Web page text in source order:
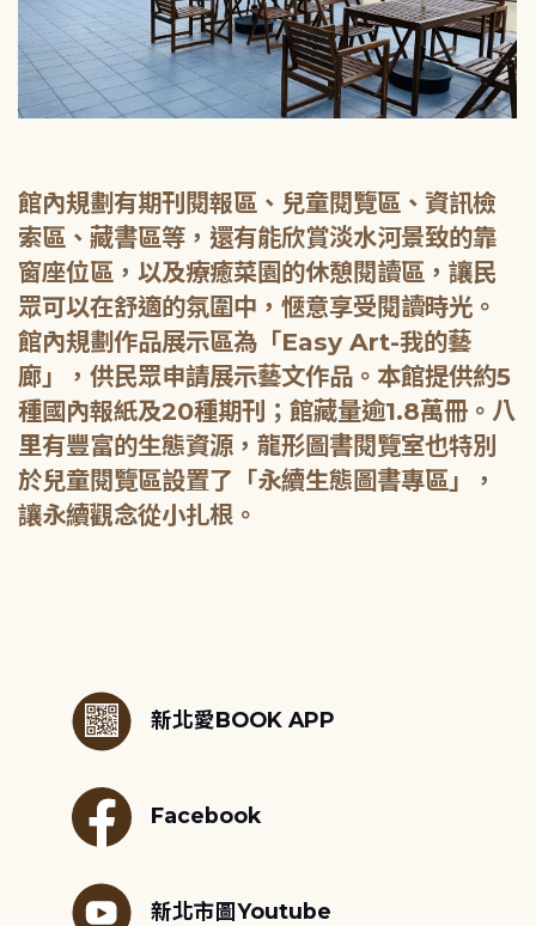
館內規劃有期刊閱報區、兒童閱覽區、資訊檢
索區、藏書區等，還有能欣賞淡水河景致的靠
窗座位區，以及療癒菜園的休憩閱讀區，讓民
眾可以在舒適的氛圍中，愜意享受閱讀時光。
館內規劃作品展示區為「Easy Art-我的藝
廊」，供民眾申請展示藝文作品。本館提供約5
種國內報紙及20種期刊；館藏量逾1.8萬冊。八
里有豐富的生態資源，龍形圖書閱覽室也特別
於兒童閱覽區設置了「永續生態圖書專區」，
新北愛BOOK APP
Facebook
新北市圖Youtube